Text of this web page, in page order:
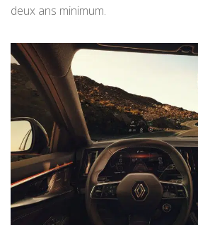
deux ans minimum.